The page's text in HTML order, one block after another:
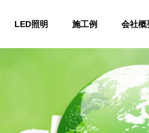
LED照明 施工例 会社概